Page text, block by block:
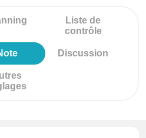
Liste de
contrôle
Discussion